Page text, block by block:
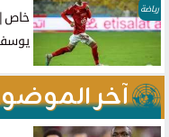
رياضة
خاص|
آخر